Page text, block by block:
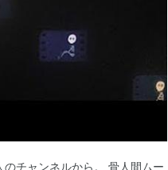
チャンネルから。 骨人間ムー